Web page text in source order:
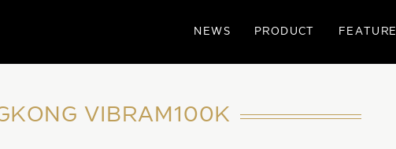
NEWS PRODUCT FEATURE
VIBRAM100K